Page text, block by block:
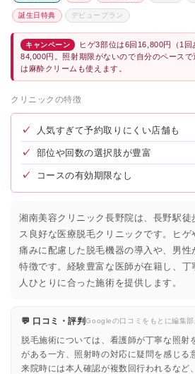
誕生日特典 デビュープラン
キャンペーン
ヒゲ3部位は6回16,800円（1
84,000円。照射期限がないので自分のペース
は麻酔クリームも使えます。
クリニックの特徴
✓ 人気すぎて予約取りにくい店舗も
✓ 部位や回数の選択肢が豊富
✓ コースの有効期限なし
湘南美容クリニック長野院は、長野駅
ス良好な医療脱毛クリニックです。ヒゲ
痛みに配慮した脱毛機器の導入や、男
特徴です。経験豊富な医師が在籍し、
人ひとりに合った施術を提供します。
💬 口コミ・評判Googleの口コミをもとに編集部
脱毛施術については、看護師が丁寧な照射
がある一方、照射時の対応に疑問を感じる
来院時には本人確認が複数回行われるなど